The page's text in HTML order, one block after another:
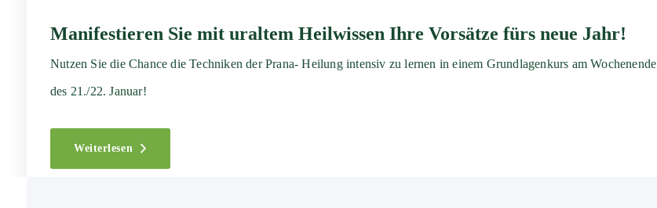
Manifestieren Sie mit uraltem Heil­wissen Ihre Vorsätze fürs neue Jahr!
Nutzen Sie die Chance die Techniken der Prana- Heilung intensiv zu lernen in einem Grundlagenkurs am Wochenende
des 21./22. Januar!
Weiterlesen